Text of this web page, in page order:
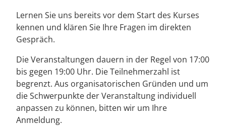
Lernen Sie uns bereits vor dem Start des Kurses
kennen und klären Sie Ihre Fragen im direkten
Gespräch.
Die Veranstaltungen dauern in der Regel von 17:00
bis gegen 19:00 Uhr. Die Teilnehmerzahl ist
begrenzt. Aus organisatorischen Gründen und um
die Schwerpunkte der Veranstaltung individuell
anpassen zu können, bitten wir um Ihre
Anmeldung.